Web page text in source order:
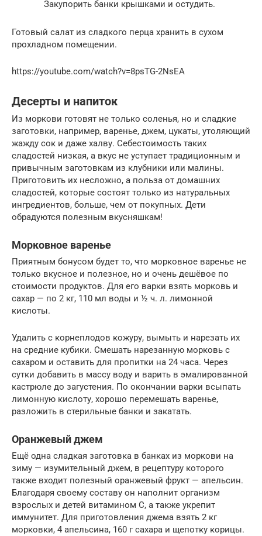
Закупорить банки крышками и остудить.
Готовый салат из сладкого перца хранить в сухом
прохладном помещении.
https://youtube.com/watch?v=8psTG-2NsEA
Десерты и напиток
Из моркови готовят не только соленья, но и сладкие
заготовки, например, варенье, джем, цукаты, утоляющий
жажду сок и даже халву. Себестоимость таких
сладостей низкая, а вкус не уступает традиционным и
привычным заготовкам из клубники или малины.
Приготовить их несложно, а польза от домашних
сладостей, которые состоят только из натуральных
ингредиентов, больше, чем от покупных. Дети
обрадуются полезным вкусняшкам!
Морковное варенье
Приятным бонусом будет то, что морковное варенье не
только вкусное и полезное, но и очень дешёвое по
стоимости продуктов. Для его варки взять морковь и
сахар — по 2 кг, 110 мл воды и ½ ч. л. лимонной
кислоты.
Удалить с корнеплодов кожуру, вымыть и нарезать их
на средние кубики. Смешать нарезанную морковь с
сахаром и оставить для пропитки на 24 часа. Через
сутки добавить в массу воду и варить в эмалированной
кастрюле до загустения. По окончании варки всыпать
лимонную кислоту, хорошо перемешать варенье,
разложить в стерильные банки и закатать.
Оранжевый джем
Ещё одна сладкая заготовка в банках из моркови на
зиму — изумительный джем, в рецептуру которого
также входит полезный оранжевый фрукт — апельсин.
Благодаря своему составу он наполнит организм
взрослых и детей витамином С, а также укрепит
иммунитет. Для приготовления джема взять 2 кг
морковки, 4 апельсина, 160 г сахара и щепотку корицы.